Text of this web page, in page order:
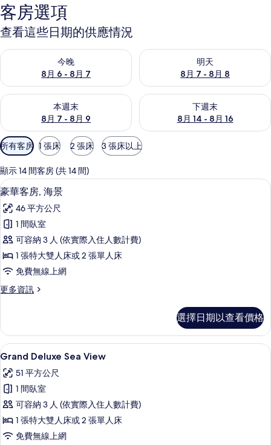
客房選項
查看這些日期的供應情況
今晚
8月 6 - 8月 7
查看今晚 (8月 6 - 8月 7) 的供應情況
明天
8月 7 - 8月 8
查看明天 (8月 7 - 8月 8) 的供
本週末
8月 7 - 8月 9
查看本週末 (8月 7 - 8月 9) 的供應情況
下週末
8月 14 - 8月 16
查看下週末 (8月 14 - 8月 16)
可
用
的
客
房
篩
選
條
所有客房 1 張床 2 張床 3 張床以上
顯示 14 間客房 (共 14 間)
顯
示
豪
華
客
房,
海
景
所
有
相
片
豪華客房, 海景 | 高級寢具、迷你吧、
10
豪華客房, 海景
46 平方公尺
1 間臥室
可容納 3 人 (依實際入住人數計費)
1 張特大雙人床或 2 張單人床
免費無線上網
更多資訊
更
客
房,
海
的
詳
選擇日期以查看價格
顯
示
Grand
Deluxe
Sea
View
的
Grand Deluxe Sea
6
Grand Deluxe Sea View
51 平方公尺
1 間臥室
可容納 3 人 (依實際入住人數計費)
1 張特大雙人床或 2 張單人床
免費無線上網